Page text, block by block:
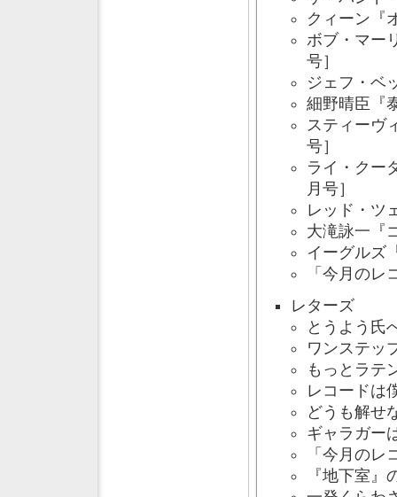
クィーン『
ボブ・マー
号］
ジェフ・ベ
細野晴臣『
スティーヴ
号］
ライ・クー
月号］
レッド・ツ
大滝詠一『
イーグルズ
「今月のレ
レターズ
とうよう氏
ワンステッ
もっとラテ
レコードは
どうも解せ
ギャラガー
「今月の
『地下室』